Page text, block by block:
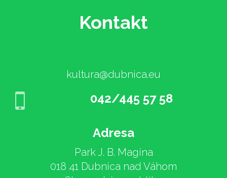
Kontakt
kultura@dubnica.eu
042/445 57 58
Adresa
Park J. B. Magina
018 41 Dubnica nad Váhom